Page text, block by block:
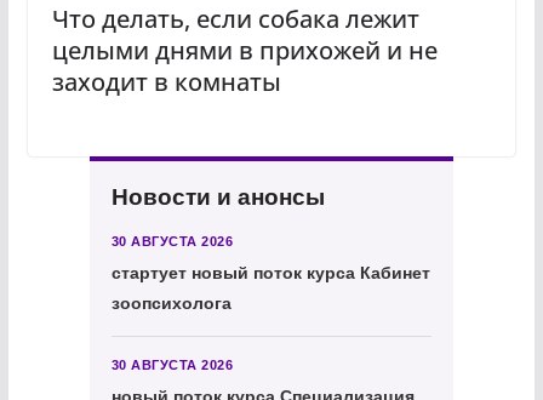
Что делать, если собака лежит
целыми днями в прихожей и не
заходит в комнаты
Новости и анонсы
30 АВГУСТА 2026
стартует новый поток курса Кабинет
зоопсихолога
30 АВГУСТА 2026